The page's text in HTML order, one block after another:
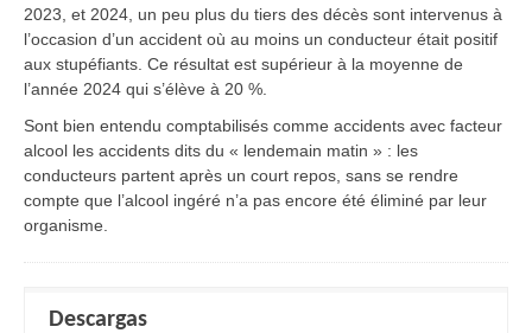
2023, et 2024, un peu plus du tiers des décès sont intervenus à
l’occasion d’un accident où au moins un conducteur était positif
aux stupéfiants. Ce résultat est supérieur à la moyenne de
l’année 2024 qui s’élève à 20 %.
Sont bien entendu comptabilisés comme accidents avec facteur
alcool les accidents dits du « lendemain matin » : les
conducteurs partent après un court repos, sans se rendre
compte que l’alcool ingéré n’a pas encore été éliminé par leur
organisme.
Descargas